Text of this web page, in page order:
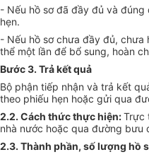
- Nếu hồ sơ đã đầy đủ và
hẹn.
- Nếu hồ sơ chưa đầy đủ, chưa
thể một lần để bổ sung, hoàn
Bước 3. Trả kết quả
Bộ phận tiếp nhận và trả kết
theo phiếu hẹn hoặc gửi qua
2.2. Cách thức thực hiện:Trực
nhà nước hoặc qua đường bưu
2.3. Thành phần, số lượng hồ